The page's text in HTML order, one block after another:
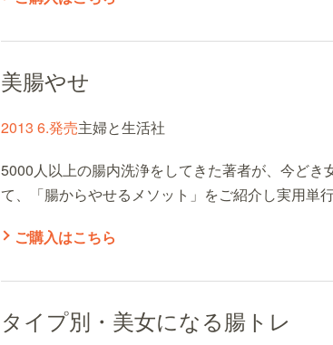
美腸やせ
2013 6.発売主婦と生活社
5000人以上の腸内洗浄をしてきた著者が、今どき
て、「腸からやせるメソット」をご紹介し実用単
ご購入はこちら
タイプ別・美女になる腸トレ